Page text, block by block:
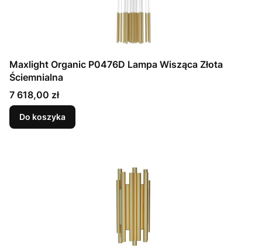
Maxlight Organic P0476D Lampa Wisząca Złota
Ściemnialna
Cena
7 618,00 zł
Do koszyka